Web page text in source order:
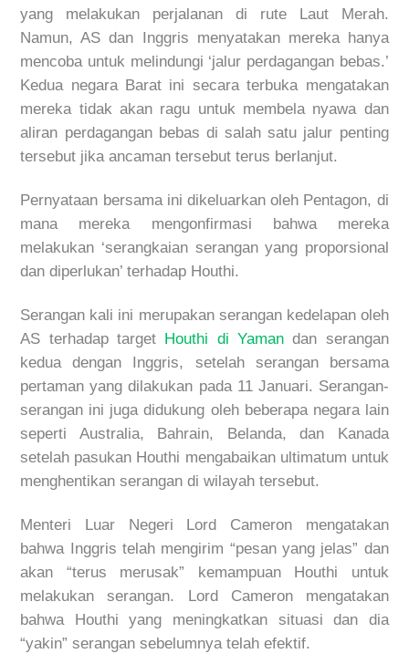
yang melakukan perjalanan di rute Laut Merah.
Namun, AS dan Inggris menyatakan mereka hanya
mencoba untuk melindungi ‘jalur perdagangan bebas.’
Kedua negara Barat ini secara terbuka mengatakan
mereka tidak akan ragu untuk membela nyawa dan
aliran perdagangan bebas di salah satu jalur penting
tersebut jika ancaman tersebut terus berlanjut.
Pernyataan bersama ini dikeluarkan oleh Pentagon, di
mana mereka mengonfirmasi bahwa mereka
melakukan ‘serangkaian serangan yang proporsional
dan diperlukan’ terhadap Houthi.
Serangan kali ini merupakan serangan kedelapan oleh
AS terhadap target Houthi di Yamandan serangan
kedua dengan Inggris, setelah serangan bersama
pertaman yang dilakukan pada 11 Januari. Serangan-
serangan ini juga didukung oleh beberapa negara lain
seperti Australia, Bahrain, Belanda, dan Kanada
setelah pasukan Houthi mengabaikan ultimatum untuk
menghentikan serangan di wilayah tersebut.
Menteri Luar Negeri Lord Cameron mengatakan
bahwa Inggris telah mengirim “pesan yang jelas” dan
akan “terus merusak” kemampuan Houthi untuk
melakukan serangan. Lord Cameron mengatakan
bahwa Houthi yang meningkatkan situasi dan dia
“yakin” serangan sebelumnya telah efektif.